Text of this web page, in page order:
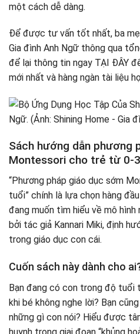
một cách dễ dàng.
Để được tư vấn tốt nhất, ba mẹ
Gia đình Anh Ngữ thông qua
để lại thông tin ngay TẠI ĐÂY
mới nhất và hàng ngàn tài liệu
Sách hướng dẫn phương
Montessori cho trẻ từ 0-
“Phương pháp giáo dục sớm
tuổi” chính là lựa chọn hàng
đang muốn tìm hiểu về mô
bởi tác giả Kannari Miki, định
trong giáo dục con cái.
Cuốn sách này dành cho
Bạn đang có con trong độ
khi bé không nghe lời? Bạn
những gì con nói? Hiểu được